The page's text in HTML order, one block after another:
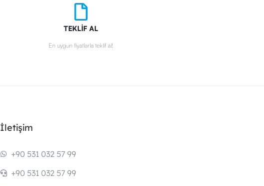
TEKLİF AL
En uygun fiyatlarla teklif al!
İletişim
+90 531 032 57 99
+90 531 032 57 99